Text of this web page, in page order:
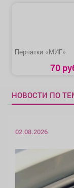
Перчатки «МИГ»
70
НОВОСТИ ПО
02.08.2026